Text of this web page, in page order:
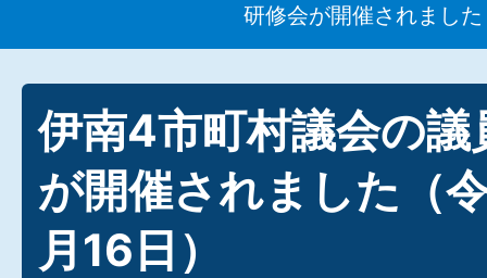
研修会が開催されまし
伊南4市町村議会の議
が開催されました（
月16日）